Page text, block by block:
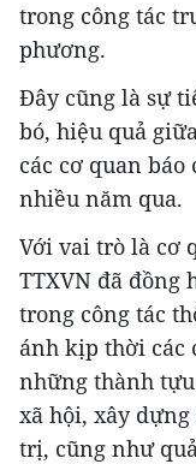
trong công tác
phương.
Đây cũng là sự
bó, hiệu quả
các cơ quan
nhiều năm qua.
Với vai trò là cơ
TTXVN đã đồng
trong công tác
ánh kịp thời các
những thành
xã hội, xây
trị, cũng như